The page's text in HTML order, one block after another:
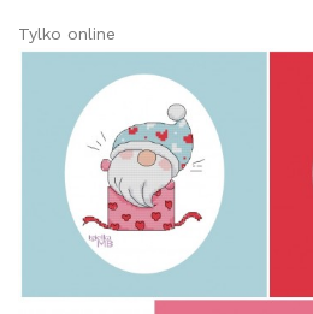
Tylko online